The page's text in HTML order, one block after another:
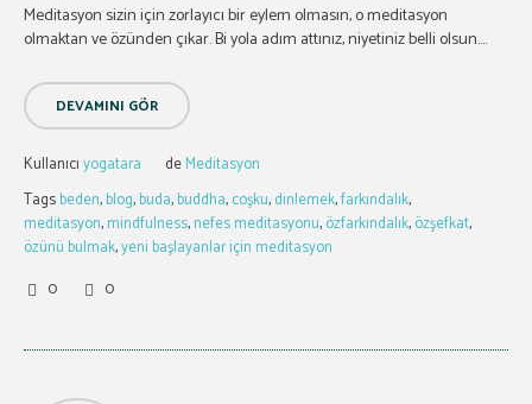
Meditasyon sizin için zorlayıcı bir eylem olmasın, o meditasyon
olmaktan ve özünden çıkar. Bi yola adım attınız, niyetiniz belli olsun....
DEVAMINI GÖR
Kullanıcıyogatara deMeditasyon
Tagsbeden,blog,buda,buddha,coşku,dinlemek,farkındalık,
meditasyon,mindfulness,nefes meditasyonu,özfarkındalık,özşefkat,
özünü bulmak,yeni başlayanlar için meditasyon
0
0